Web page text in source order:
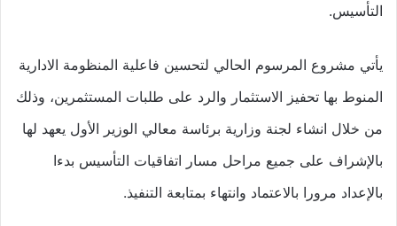
التأسيس.
يأتي مشروع المرسوم الحالي لتحسين فاعلية المنظومة الادارية
المنوط بها تحفيز الاستثمار والرد على طلبات المستثمرين، وذلك
من خلال انشاء لجنة وزارية برئاسة معالي الوزير الأول يعهد لها
بالإشراف على جميع مراحل مسار اتفاقيات التأسيس بدءا
بالإعداد مرورا بالاعتماد وانتهاء بمتابعة التنفيذ.